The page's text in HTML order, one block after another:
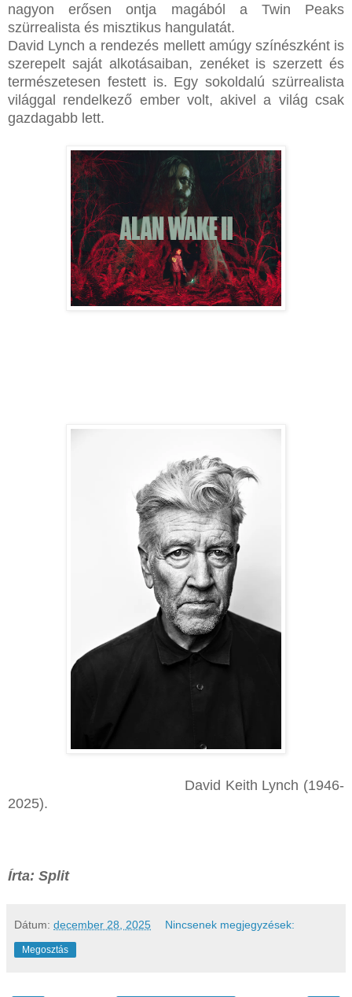
nagyon erősen ontja magából a Twin Peaks
szürrealista és misztikus hangulatát.
David Lynch a rendezés mellett amúgy színészként is
szerepelt saját alkotásaiban, zenéket is szerzett és
természetesen festett is. Egy sokoldalú szürrealista
világgal rendelkező ember volt, akivel a világ csak
gazdagabb lett.
David Keith Lynch (1946-
2025).
Írta: Split
Dátum: december 28, 2025 Nincsenek megjegyzések:
Megosztás